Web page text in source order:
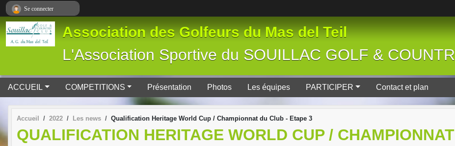
Association des Golfeurs du Mas del Teil
L'Association Sportive du SOUILLAC GOLF &
ACCUEIL COMPETITIONS Présentation Photos Les équipes PARTICIPER Contact et plan
Accueil 2022 Les news Qualification Heritage World Cup / Championnat du Club - Etape 3
QUALIFICATION HERITAGE WORLD CUP /
Se connecter
Panneau de gestion des cookies